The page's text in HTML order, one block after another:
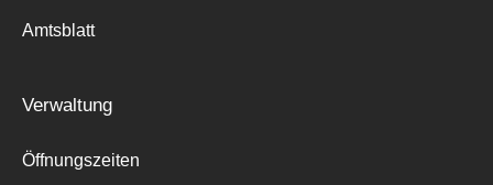
Amtsblatt
Verwaltung
Öffnungszeiten